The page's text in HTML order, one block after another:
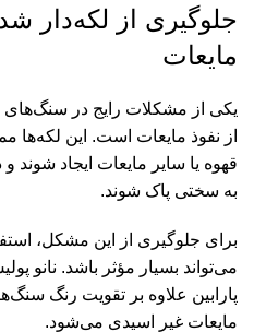
جلوگیری از لکه‌دار
مایعات
یکی از مشکلات رایج در سنگ‌های
از نفوذ مایعات است. این لکه‌ها
قهوه یا سایر مایعات ایجاد
به سختی پاک شوند.
برای جلوگیری از این مشکل،
پارابین علاوه بر تقویت رنگ
مایعات غیر اسیدی می‌شود.